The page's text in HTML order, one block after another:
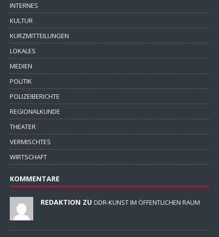
INTERNES
KULTUR
KURZMITTEILUNGEN
LOKALES
MEDIEN
POLITIK
POLIZEIBERICHTE
REGIONALKUNDE
THEATER
VERMISCHTES
WIRTSCHAFT
KOMMENTARE
REDAKTION ZU DDR-KUNST IM ÖFFENTLICHEN RAUM